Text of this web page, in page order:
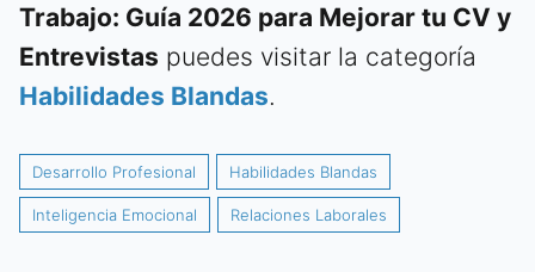
Trabajo: Guía 2026 para Mejorar tu CV y
Entrevistas puedes visitar la categoría
Habilidades Blandas.
Desarrollo Profesional Habilidades Blandas
Inteligencia Emocional Relaciones Laborales